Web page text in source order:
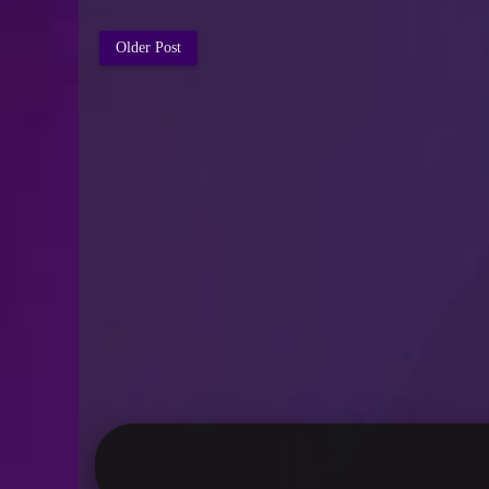
Older Post